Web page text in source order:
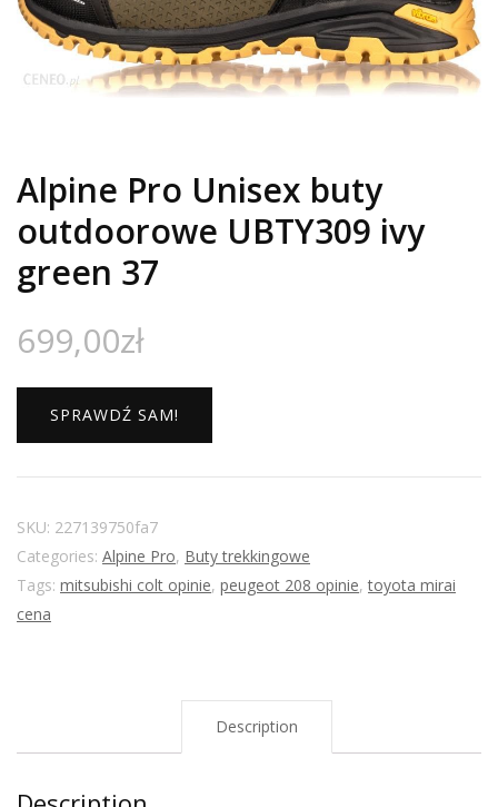
Alpine Pro Unisex buty
outdoorowe UBTY309 ivy
green 37
699,00zł
SPRAWDŹ SAM!
SKU: 227139750fa7
Categories: Alpine Pro, Buty trekkingowe
Tags: mitsubishi colt opinie, peugeot 208 opinie,toyota mirai
cena
Description